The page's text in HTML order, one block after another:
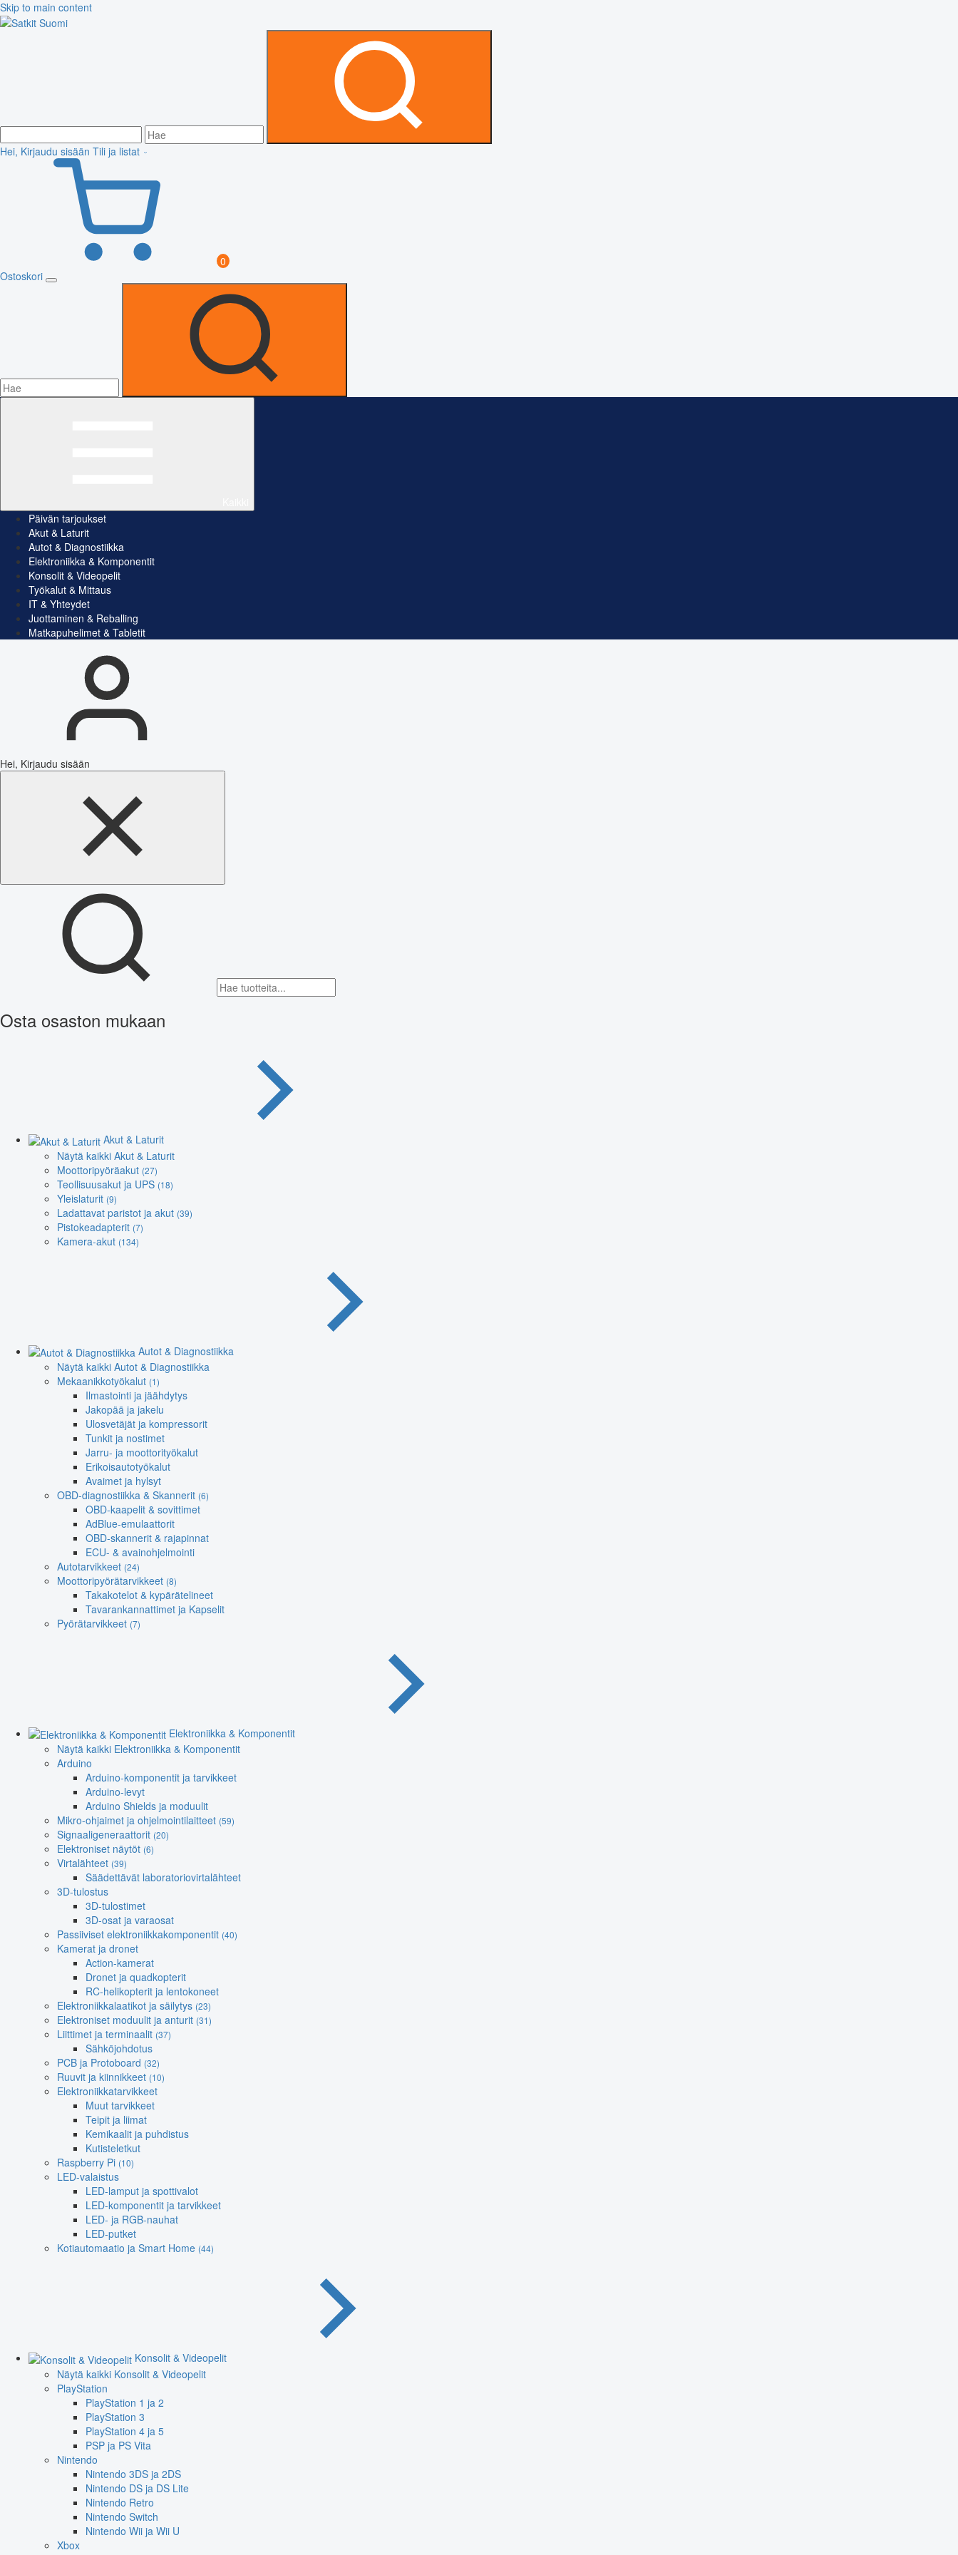
Skip to main content
Hei, Kirjaudu sisään Tili ja listat
0
Ostoskori
Päivän tarjoukset
Akut & Laturit
Autot & Diagnostiikka
Elektroniikka & Komponentit
Konsolit & Videopelit
Työkalut & Mittaus
IT & Yhteydet
Juottaminen & Reballing
Matkapuhelimet & Tabletit
Hei, Kirjaudu sisään
Osta osaston mukaan
Akut & Laturit
Näytä kaikki Akut & Laturit
Moottoripyöräakut (27)
Teollisuusakut ja UPS (18)
Yleislaturit (9)
Ladattavat paristot ja akut (39)
Pistokeadapterit (7)
Kamera-akut (134)
Autot & Diagnostiikka
Näytä kaikki Autot & Diagnostiikka
Mekaanikkotyökalut (1)
Ilmastointi ja jäähdytys
Jakopää ja jakelu
Ulosvetäjät ja kompressorit
Tunkit ja nostimet
Jarru- ja moottorityökalut
Erikoisautotyökalut
Avaimet ja hylsyt
OBD-diagnostiikka & Skannerit (6)
OBD-kaapelit & sovittimet
AdBlue-emulaattorit
OBD-skannerit & rajapinnat
ECU- & avainohjelmointi
Autotarvikkeet (24)
Moottoripyörätarvikkeet (8)
Takakotelot & kypärätelineet
Tavarankannattimet ja Kapselit
Pyörätarvikkeet (7)
Elektroniikka & Komponentit
Näytä kaikki Elektroniikka & Komponentit
Arduino
Arduino-komponentit ja tarvikkeet
Arduino-levyt
Arduino Shields ja moduulit
Mikro-ohjaimet ja ohjelmointilaitteet (59)
Signaaligeneraattorit (20)
Elektroniset näytöt (6)
Virtalähteet (39)
Säädettävät laboratoriovirtalähteet
3D-tulostus
3D-tulostimet
3D-osat ja varaosat
Passiiviset elektroniikkakomponentit (40)
Kamerat ja dronet
Action-kamerat
Dronet ja quadkopterit
RC-helikopterit ja lentokoneet
Elektroniikkalaatikot ja säilytys (23)
Elektroniset moduulit ja anturit (31)
Liittimet ja terminaalit (37)
Sähköjohdotus
PCB ja Protoboard (32)
Ruuvit ja kiinnikkeet (10)
Elektroniikkatarvikkeet
Muut tarvikkeet
Teipit ja liimat
Kemikaalit ja puhdistus
Kutisteletkut
Raspberry Pi (10)
LED-valaistus
LED-lamput ja spottivalot
LED-komponentit ja tarvikkeet
LED- ja RGB-nauhat
LED-putket
Kotiautomaatio ja Smart Home (44)
Konsolit & Videopelit
Näytä kaikki Konsolit & Videopelit
PlayStation
PlayStation 1 ja 2
PlayStation 3
PlayStation 4 ja 5
PSP ja PS Vita
Nintendo
Nintendo 3DS ja 2DS
Nintendo DS ja DS Lite
Nintendo Retro
Nintendo Switch
Nintendo Wii ja Wii U
Xbox